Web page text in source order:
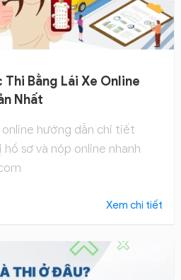
Bằng Lái Xe Online
Nhất
hướng dẫn chi tiết
sơ và nộp online nhanh
Xem chi tiết